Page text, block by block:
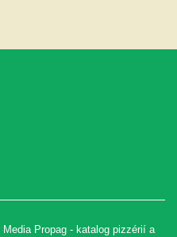
Media Propag - katalog pizzérií a